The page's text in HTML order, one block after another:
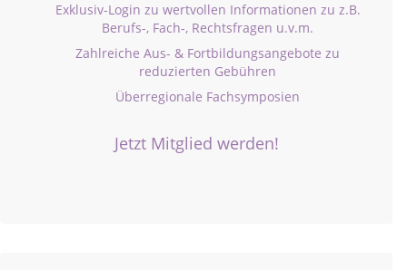
Exklusiv-Login zu wertvollen Informationen zu z.B.
Berufs-, Fach-, Rechtsfragen u.v.m.
Zahlreiche Aus- & Fortbildungsangebote zu
reduzierten Gebühren
Überregionale Fachsymposien
Jetzt Mitglied werden!